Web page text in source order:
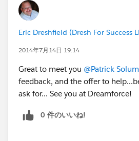
Eric Dreshfield (Dresh For Success
2014年7月14日 19:14
Great to meet you @Patrick Solum
feedback, and the offer to
ask for... See you at Dreamforce!
0 件のいいね!